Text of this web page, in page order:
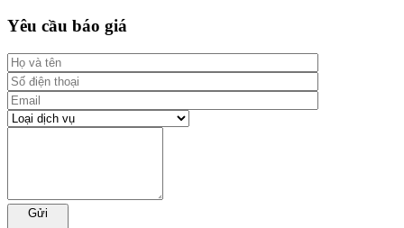
Yêu cầu báo giá
Gửi